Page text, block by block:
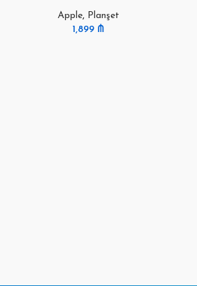
Apple, Planşet
1,899 ₼